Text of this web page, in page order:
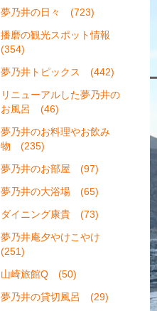
夢乃井の日々 (723)
播磨の観光スポット情報
(354)
夢乃井トピックス (442)
リニューアルした夢乃井の
お風呂 (46)
夢乃井のお料理やお飲み
物 (235)
夢乃井のお部屋 (97)
夢乃井の大浴場 (65)
ダイニング康貴 (73)
夢乃井庵夕やけこやけ
(251)
山崎旅館Q (50)
夢乃井の貸切風呂 (29)